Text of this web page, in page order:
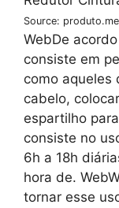
Source:
WebDe
consiste em
como aqueles
cabelo,
espartilho
consiste no
6h a 18h
hora de.
tornar esse